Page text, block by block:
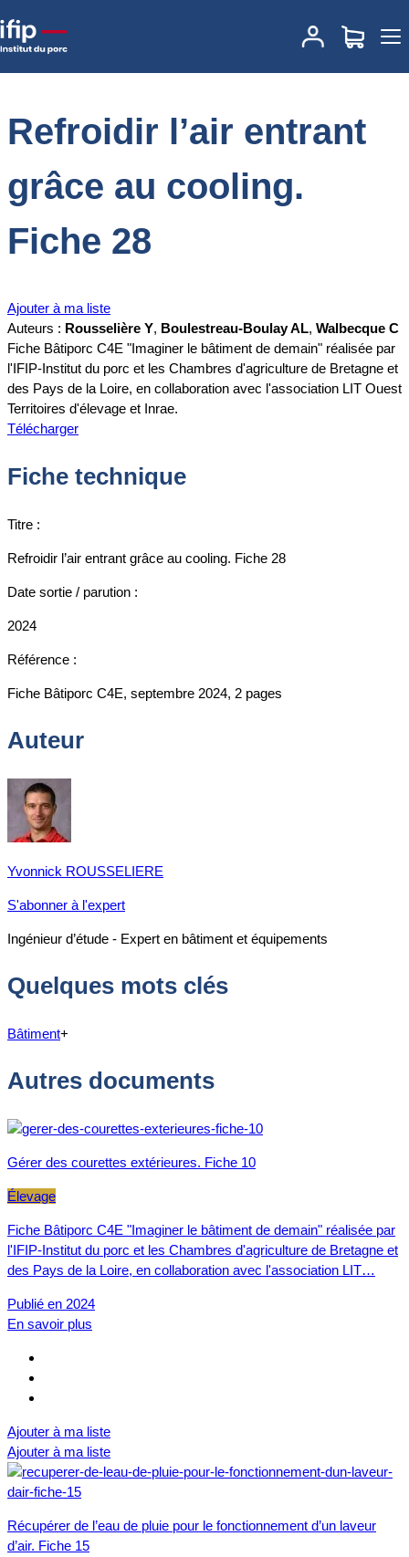
Accueil
Refroidir l’air entrant grâce au cooling.
Fiche 28
Refroidir l’air entrant
grâce au cooling.
Fiche 28
Ajouter à ma liste
Auteurs : Rousselière Y, Boulestreau-Boulay AL, Walbecque C
Fiche Bâtiporc C4E "Imaginer le bâtiment de demain" réalisée par
l'IFIP-Institut du porc et les Chambres d'agriculture de Bretagne et
des Pays de la Loire, en collaboration avec l'association LIT Ouest
Territoires d'élevage et Inrae.
Télécharger
Fiche technique
Titre :
Refroidir l’air entrant grâce au cooling. Fiche 28
Date sortie / parution :
2024
Référence :
Fiche Bâtiporc C4E, septembre 2024, 2 pages
Auteur
Yvonnick ROUSSELIERE
S'abonner à l'expert
Ingénieur d’étude - Expert en bâtiment et équipements
Quelques mots clés
Bâtiment+
Autres documents
Gérer des courettes extérieures. Fiche 10
Élevage
Fiche Bâtiporc C4E "Imaginer le bâtiment de demain" réalisée par
l'IFIP-Institut du porc et les Chambres d'agriculture de Bretagne et
des Pays de la Loire, en collaboration avec l'association LIT…
Publié en 2024
En savoir plus
Ajouter à ma liste
Ajouter à ma liste
Récupérer de l’eau de pluie pour le fonctionnement d’un laveur
d’air. Fiche 15